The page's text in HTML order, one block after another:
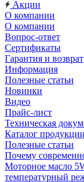
Акции
О компании
О компании
Вопрос-ответ
Сертификаты
Гарантия и возврат
Информация
Полезные статьи
Новинки
Видео
Прайс-лист
Техническая
Каталог
Полезные статьи
Почему
Моторное масло
температурный